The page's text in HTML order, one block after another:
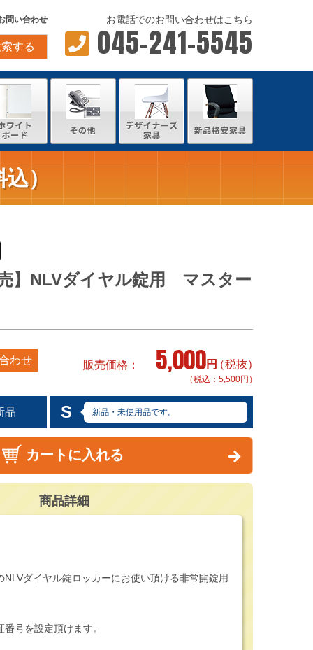
問い合わせ
する
お電話でのお問い合わせはこちら
045-241-5545
）
】NLVダイヤル錠用 マスター
販売価格 5,000円（税抜）
（税込：5,500円）
わせ
品 S 新品・未使用品です。
カートに入れる
商品詳細
ダイヤル錠ロッカーにお使い頂ける非常開錠用
号を設定頂けます。